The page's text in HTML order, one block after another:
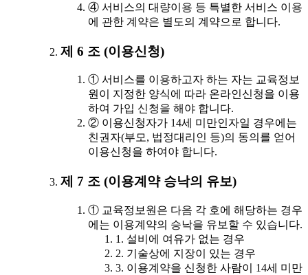
④ 서비스의 대량이용 등 특별한 서비스 이용
에 관한 계약은 별도의 계약으로 합니다.
제 6 조 (이용신청)
① 서비스를 이용하고자 하는 자는 교육정보
원이 지정한 양식에 따라 온라인신청을 이용
하여 가입 신청을 해야 합니다.
② 이용신청자가 14세 미만인자일 경우에는
친권자(부모, 법정대리인 등)의 동의를 얻어
이용신청을 하여야 합니다.
제 7 조 (이용계약 승낙의 유보)
① 교육정보원은 다음 각 호에 해당하는 경우
에는 이용계약의 승낙을 유보할 수 있습니다.
1. 설비에 여유가 없는 경우
2. 기술상에 지장이 있는 경우
3. 이용계약을 신청한 사람이 14세 미만